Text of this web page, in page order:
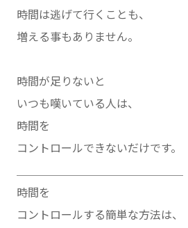
時間は逃げて行くことも、
増える事もありません。
時間が足りないと
いつも嘆いている人は、
時間を
コントロールできないだけです。
時間を
コントロールする簡単な方法は、